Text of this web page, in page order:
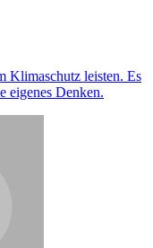
Klimaschutz leisten. Es
eigenes Denken.